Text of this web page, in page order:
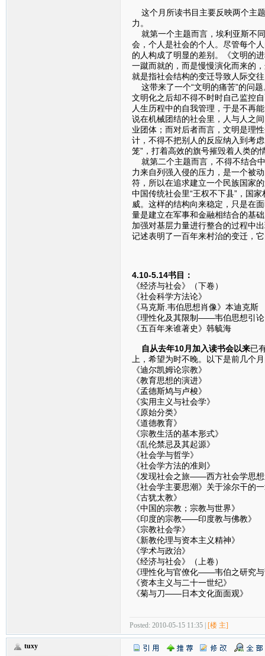
这个月所读书目主要反映两个主
力。
就第一个主题而言，埃利亚斯不
会，个人是社会的个人。尽管每个
的人构成了明显的差别。《文明的
一蹴而就的，而是慢慢演化而来的
就是指社会结构的变迁导致人际交
这带来了一个“文明的痛苦”的问
文明化之后却不得不时时自己监控
人生历程中的自我管理，于是不再
说在机械团结的社会里，人与人之
业团体；而对后者而言，文明是理
计，不得不把别人的反应纳入到考
笼”，打着高效的旗号摧毁着人类的
就第二个主题而言，不得不结合
力来自列强入侵的压力，是一个被
符，所以在追求建立一个民族国家
中国传统社会里“王权不下县”，国
威。这样的结构向来稳定，只是在
量是建立在军事和金融相结合的基
加强对基层力量进行整合的过程中
记述表明了一百年来村治的变迁，
4.10-5.14书目：
《经济与社会》（下卷）
《社会科学方法论》
《马克斯.韦伯思想肖像》本迪克斯
《理性化及其限制——韦伯思想引
《五百年来谁著史》韩毓海
自从去年10月加入读书会以来已
上，希望为时不晚。以下是前几个
《迪尔凯姆论宗教》
《教育思想的演进》
《孟德斯鸠与卢梭》
《实用主义与社会学》
《原始分类》
《道德教育》
《宗教生活的基本形式》
《乱伦禁忌及其起源》
《社会学与哲学》
《社会学方法的准则》
《发现社会之旅——西方社会学思
《社会学主要思潮》关于涂尔干的
《古犹太教》
《中国的宗教；宗教与世界》
《印度的宗教——印度教与佛教》
《宗教社会学》
《新教伦理与资本主义精神》
《学术与政治》
《经济与社会》（上卷）
《理性化与官僚化——韦伯之研究
《资本主义与二十一世纪》
《菊与刀——日本文化面面观》
Posted: 2010-05-15 11:35 | [楼 主]
tuxy